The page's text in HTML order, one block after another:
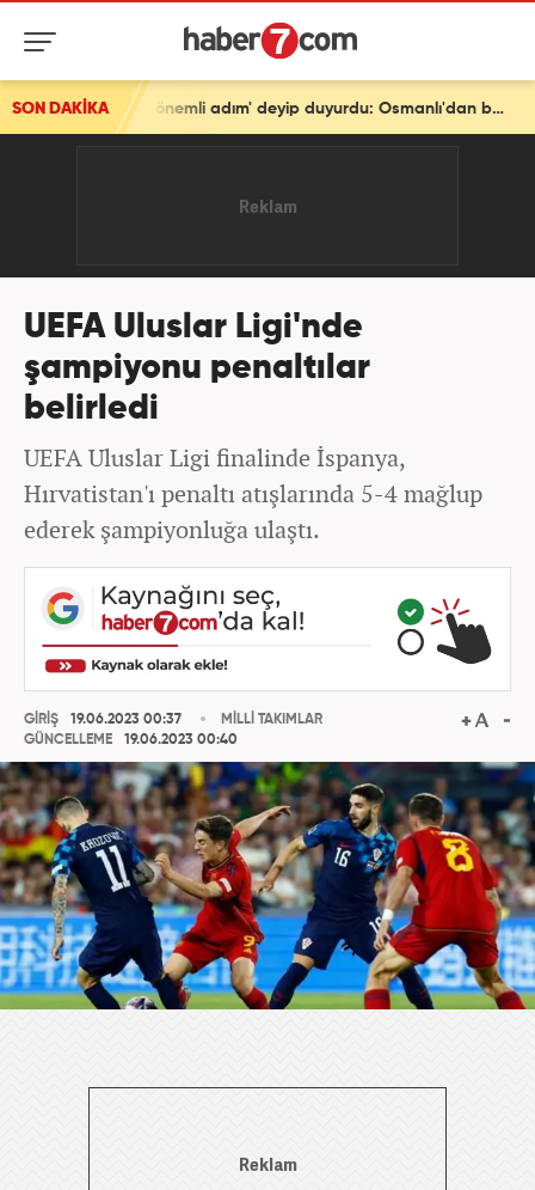
SON DAKİKA Türkiye'den tarihi mesaj! Bakan Fidan 'En önemli adım' deyip duyurdu: Osmanlı'dan beri...
UEFA Uluslar Ligi'nde
şampiyonu penaltılar
belirledi
UEFA Uluslar Ligi finalinde İspanya,
Hırvatistan'ı penaltı atışlarında 5-4 mağlup
ederek şampiyonluğa ulaştı.
GİRİŞ
19.06.2023 00:37
GÜNCELLEME
19.06.2023 00:40
MİLLİ TAKIMLAR